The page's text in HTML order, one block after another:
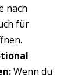
nach
für
Wenn du